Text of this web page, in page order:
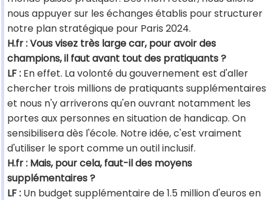
nous appuyer sur les échanges établis pour structurer
notre plan stratégique pour Paris 2024.
H.fr : Vous visez très large car, pour avoir des
champions, il faut avant tout des pratiquants ?
LF : En effet. La volonté du gouvernement est d'aller
chercher trois millions de pratiquants supplémentaires
et nous n'y arriverons qu'en ouvrant notamment les
portes aux personnes en situation de handicap. On
sensibilisera dès l'école. Notre idée, c'est vraiment
d'utiliser le sport comme un outil inclusif.
H.fr : Mais, pour cela, faut-il des moyens
supplémentaires ?
LF : Un budget supplémentaire de 1.5 million d'euros en